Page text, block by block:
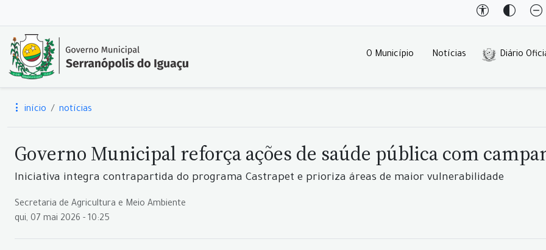
O Município Notícias Diário
início notícias
Governo Municipal reforça ações de saúde pública com
Iniciativa integra contrapartida do programa Castrapet e prioriza áreas de maior vulnerabilidade
Secretaria de Agricultura e Meio Ambiente
qui, 07 mai 2026 - 10:25